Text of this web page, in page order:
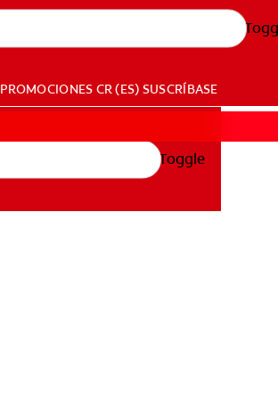
PROMOCIONES CR (ES) SUSCRÍBASE
Toggle